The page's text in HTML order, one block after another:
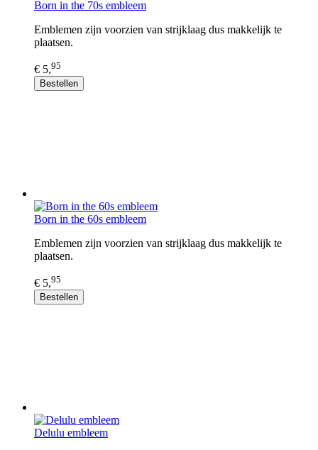
Born in the 70s embleem
Emblemen zijn voorzien van strijklaag dus makkelijk te
plaatsen.
€ 5,95
Bestellen
Born in the 60s embleem
Emblemen zijn voorzien van strijklaag dus makkelijk te
plaatsen.
€ 5,95
Bestellen
Delulu embleem